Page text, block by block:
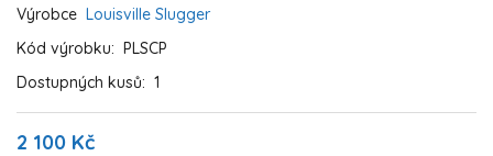
Výrobce Louisville Slugger
Kód výrobku: PLSCP
Dostupných kusů: 1
2 100 Kč